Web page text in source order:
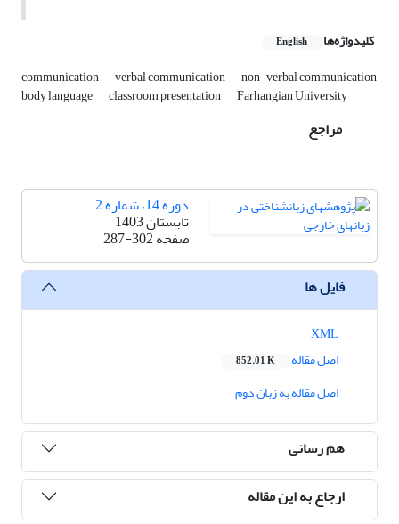
کلیدواژه‌ها English
communication verbal communication non-verbal communication
body language classroom presentation Farhangian University
مراجع
دوره 14، شماره 2
تابستان 1403
صفحه287-302
فایل ها
اصل مقاله
852.01 K
اصل مقاله به زبان دوم
هم رسانی
ارجاع به این مقاله